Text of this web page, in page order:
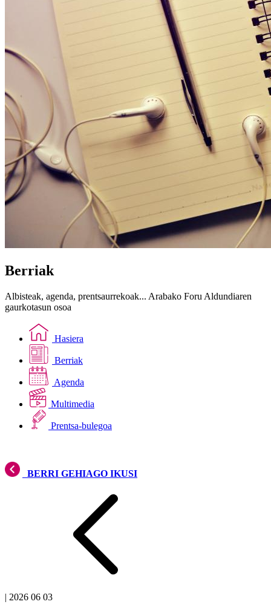
Berriak
Albisteak, agenda, prentsaurrekoak... Arabako Foru Aldundiaren
gaurkotasun osoa
Hasiera
Berriak
Agenda
Multimedia
Prentsa-bulegoa
BERRI GEHIAGO IKUSI
| 2026 06 03